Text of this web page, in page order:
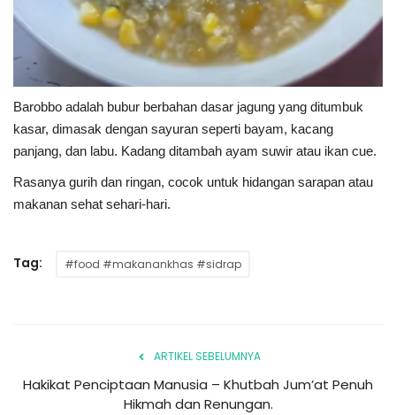
Barobbo adalah bubur berbahan dasar jagung yang ditumbuk
kasar, dimasak dengan sayuran seperti bayam, kacang
panjang, dan labu. Kadang ditambah ayam suwir atau ikan cue.
Rasanya gurih dan ringan, cocok untuk hidangan sarapan atau
makanan sehat sehari-hari.
Tag: #food #makanankhas #sidrap
ARTIKEL SEBELUMNYA
Hakikat Penciptaan Manusia – Khutbah Jum’at Penuh
Hikmah dan Renungan.